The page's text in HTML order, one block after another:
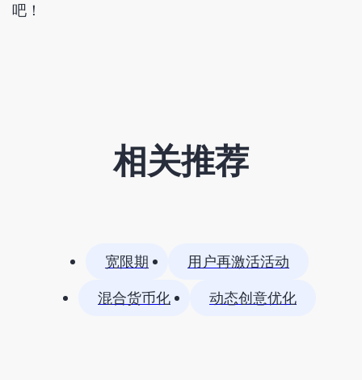
吧！
相关推荐
宽限期
用户再激活活动
混合货币化
动态创意优化